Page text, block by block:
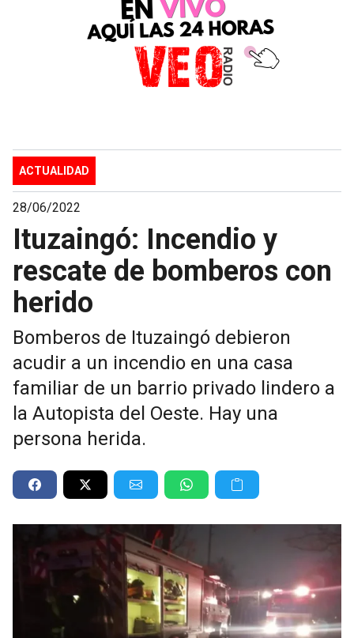
ACTUALIDAD
28/06/2022
Ituzaingó: Incendio y
rescate de bomberos con
herido
Bomberos de Ituzaingó debieron
acudir a un incendio en una casa
familiar de un barrio privado lindero a
la Autopista del Oeste. Hay una
persona herida.